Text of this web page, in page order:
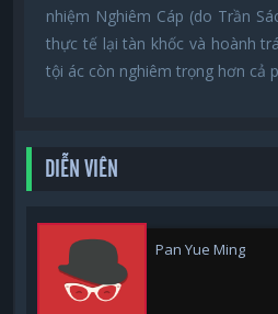
nhiệm Nghiêm Cáp (do Trần
thực tế lại tàn khốc và hoành
tội ác còn nghiêm trọng hơn cả
DIỄN VIÊN
Pan Yue Ming